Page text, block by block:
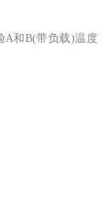
A和B(带负载)温度